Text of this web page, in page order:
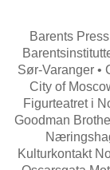
Barents
Sør-Varanger •
City of
Figurteatret i
Goodman
Kulturkontakt